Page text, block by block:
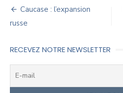
Navigation
de
l’article
Caucase : l’expansion
russe
RECEVEZ NOTRE NEWSLETTER